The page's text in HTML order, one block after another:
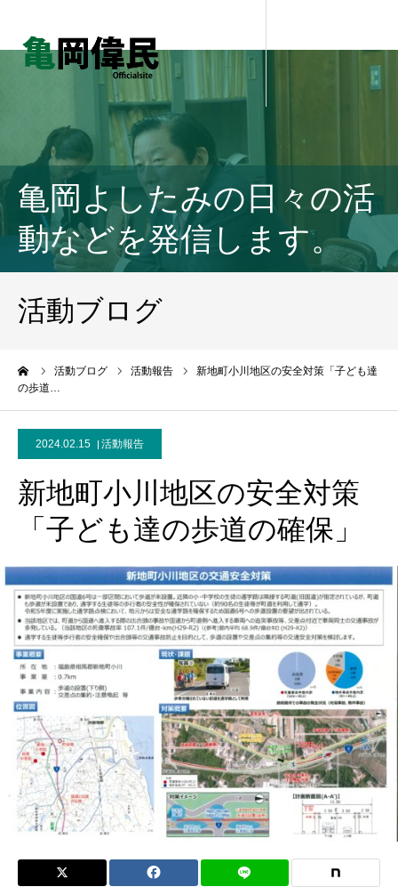
亀岡よしたみの日々の活
動などを発信します。
活動ブログ
活動ブログ 活動報告
新地町小川地区の安全対策「子ども達
の歩道…
2024.02.15 活動報告
新地町小川地区の安全対策
「子ども達の歩道の確保」